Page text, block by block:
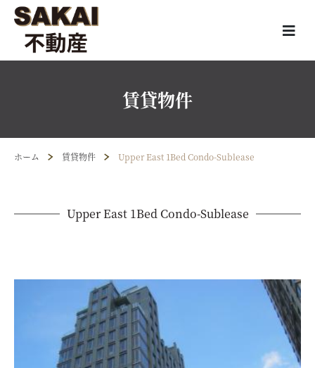
賃貸物件
ホーム 賃貸物件 Upper East 1Bed Condo-Sublease
Upper East 1Bed Condo-Sublease